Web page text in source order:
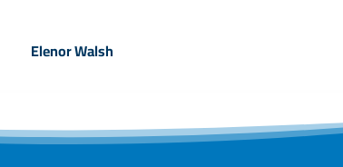
Elenor Walsh